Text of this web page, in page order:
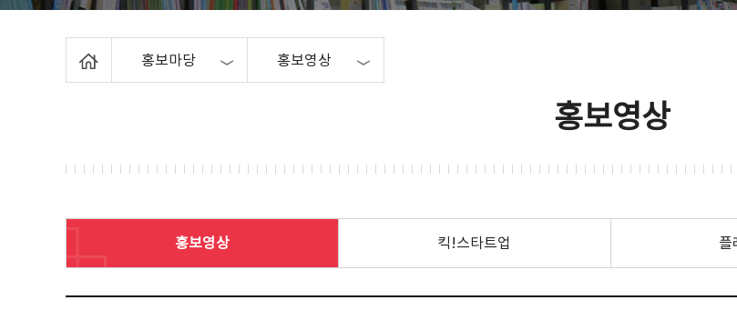
홍보마당 홍보영상
홍보영상
홍보영상 킥!스타트업 플